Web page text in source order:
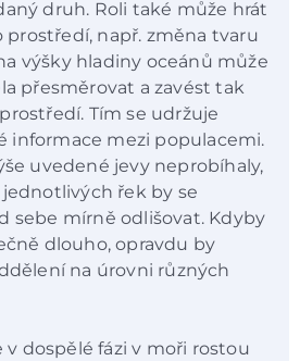
druh. Roli také může hrát
např. změna tvaru
výšky hladiny oceánů může
přesměrovat a zavést tak
Tím se udržuje
informace mezi populacemi.
uvedené jevy neprobíhaly,
řek by se
sebe mírně odlišovat. Kdyby
dlouho, opravdu by
na úrovni různých
v dospělé fázi v moři rostou